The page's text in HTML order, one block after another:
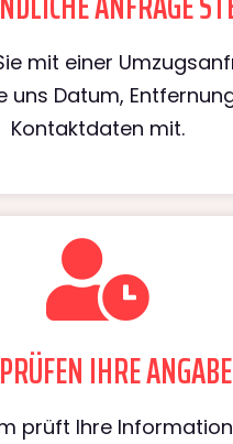
mit einer
uns Datum,
Kontaktdaten mit.
IHRE
prüft Ihre